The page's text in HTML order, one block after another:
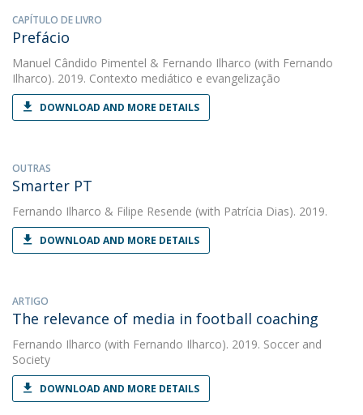
CAPÍTULO DE LIVRO
Prefácio
Manuel Cândido Pimentel & Fernando Ilharco (with Fernando
Ilharco). 2019. Contexto mediático e evangelização
DOWNLOAD AND MORE DETAILS
OUTRAS
Smarter PT
Fernando Ilharco & Filipe Resende (with Patrícia Dias). 2019.
DOWNLOAD AND MORE DETAILS
ARTIGO
The relevance of media in football coaching
Fernando Ilharco (with Fernando Ilharco). 2019. Soccer and
Society
DOWNLOAD AND MORE DETAILS